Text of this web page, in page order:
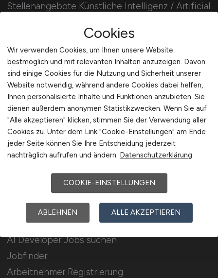
Stellenangebote Künstliche Intelligenz / Artificial
Jobbörse. KI Jobsuche.
Für Arbeitnehmer
AI Developer Jobs suchen
Jobfinder
Arbeitnehmer Registrierung
Für Arbeitgeber
Stellenanzeigen schalten
Mediadaten & Konditionen
Arbeitgeber Seite
Arbeitgeber Kontakt
Cookies
Wir verwenden Cookies, um Ihnen unsere Website
bestmöglich und mit relevanten Inhalten anzuzeigen. Davon
sind einige Cookies für die Nutzung und Sicherheit unserer
Website notwendig, während andere Cookies dabei helfen,
Ihnen personalisierte Inhalte und Funktionen anzubieten. Sie
dienen außerdem anonymen Statistikzwecken. Wenn Sie auf
"Alle akzeptieren" klicken, stimmen Sie der Verwendung aller
Cookies zu. Unter dem Link "Cookie-Einstellungen" am Ende
jeder Seite können Sie Ihre Entscheidung jederzeit
nachträglich aufrufen und ändern. Datenschutzerklärung
COOKIE-EINSTELLUNGEN
ABLEHNEN ALLE AKZEPTIEREN